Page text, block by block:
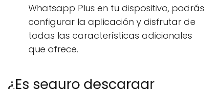
Whatsapp Plus en tu dispositivo, podrás
configurar la aplicación y disfrutar de
todas las características adicionales
que ofrece.
¿Es seguro descargar